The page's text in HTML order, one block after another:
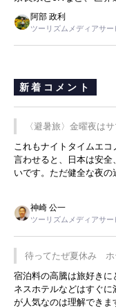
阿部 政利
ツーリズムメディアサー
新着コメント
〈避暑旅〉金曜夜は
これもナイトタイムエ
言わせると、日本は安
いです。ただ健全な夜
ような意味で、金曜夜
限らず外国人にとって
神崎 公一
ツーリズムメディアサ
待ってたぜ夏休み ホ
宿泊料の高騰は旅好き
ネスホテルなどはすぐ
が人気なのは理解でき